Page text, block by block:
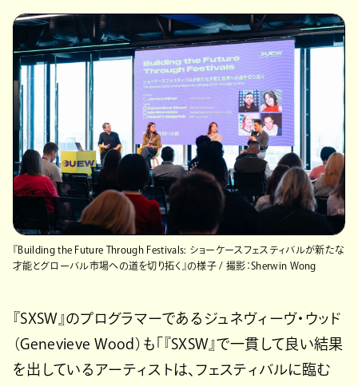
『Building the Future Through Festivals: ショーケースフェスティバルが新たな
才能とグローバル市場への道を切り拓く』の様子 / 撮影：Sherwin Wong
『SXSW』のプログラマーであるジュネヴィーヴ・ウッド
（Genevieve Wood）も「『SXSW』で一貫して良い結果
を出しているアーティストは、フェスティバルに臨む